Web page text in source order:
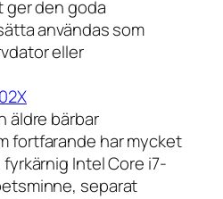
ger den goda
användas som
eller
äldre bärbar
fortfarande har mycket
Intel Core i7-
separat